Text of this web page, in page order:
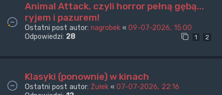
Animal Attack, czyli horror pełną gębą...
ryjem i pazurem!
Ostatni post autor: nagrobek « 09-07-2026, 15:00
Odpowiedzi: 28 1 2
Klasyki (ponownie) w kinach
Ostatni post autor: Żułek « 07-07-2026, 22:16